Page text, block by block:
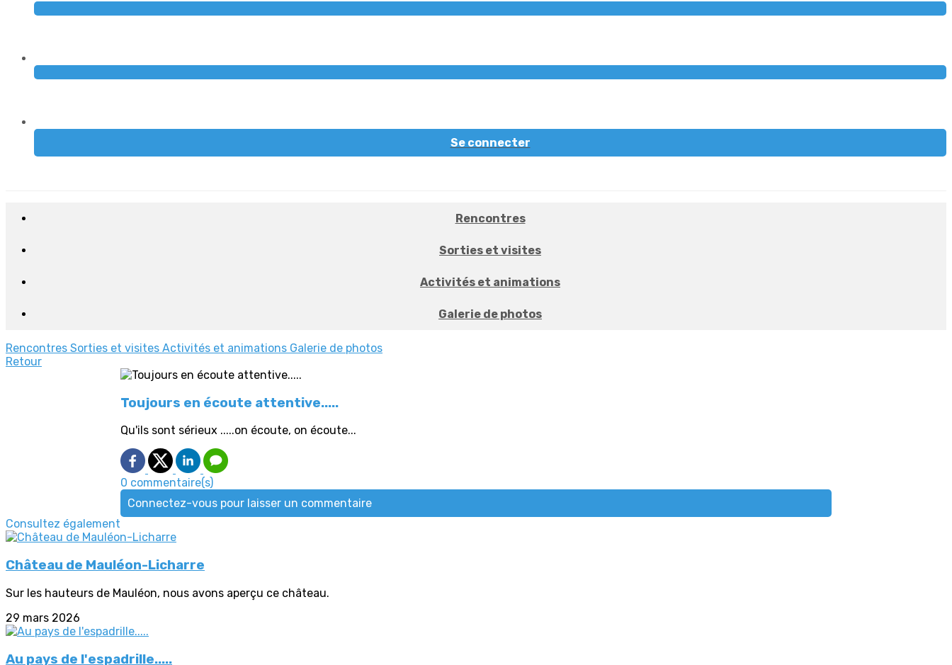
Se connecter
Rencontres
Sorties et visites
Activités et animations
Galerie de photos
Rencontres Sorties et visites Activités et animations Galerie de photos
Retour
Toujours en écoute attentive.....
Qu'ils sont sérieux .....on écoute, on écoute...
0 commentaire(s)
Connectez-vous pour laisser un commentaire
Consultez également
Château de Mauléon-Licharre
Sur les hauteurs de Mauléon, nous avons aperçu ce château.
29 mars 2026
Au pays de l'espadrille.....